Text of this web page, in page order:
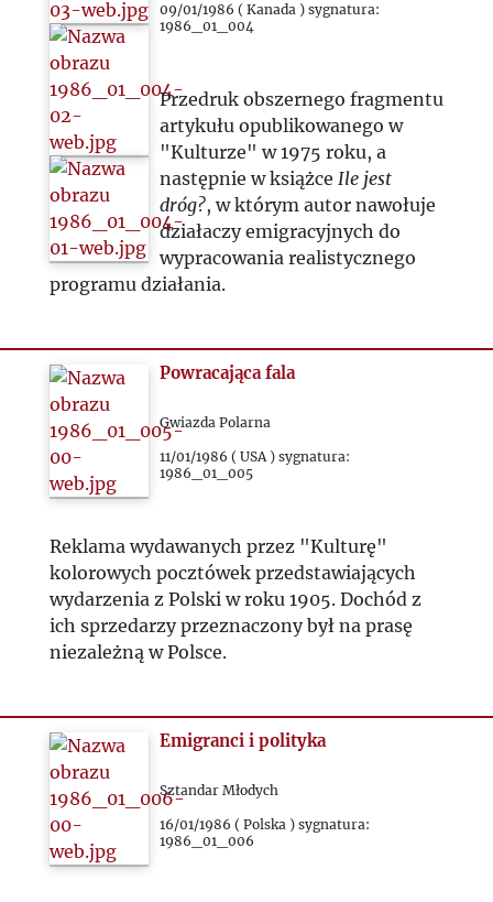
09/01/1986 ( Kanada ) sygnatura:
1986_01_004
Przedruk obszernego fragmentu
artykułu opublikowanego w
"Kulturze" w 1975 roku, a
następnie w książceIle jest
dróg?, w którym autor nawołuje
działaczy emigracyjnych do
wypracowania realistycznego
programu działania.
Powracająca fala
Gwiazda Polarna
11/01/1986 ( USA ) sygnatura:
1986_01_005
Reklama wydawanych przez "Kulturę"
kolorowych pocztówek przedstawiających
wydarzenia z Polski w roku 1905. Dochód z
ich sprzedarzy przeznaczony był na prasę
niezależną w Polsce.
Emigranci i polityka
Sztandar Młodych
16/01/1986 ( Polska ) sygnatura:
1986_01_006